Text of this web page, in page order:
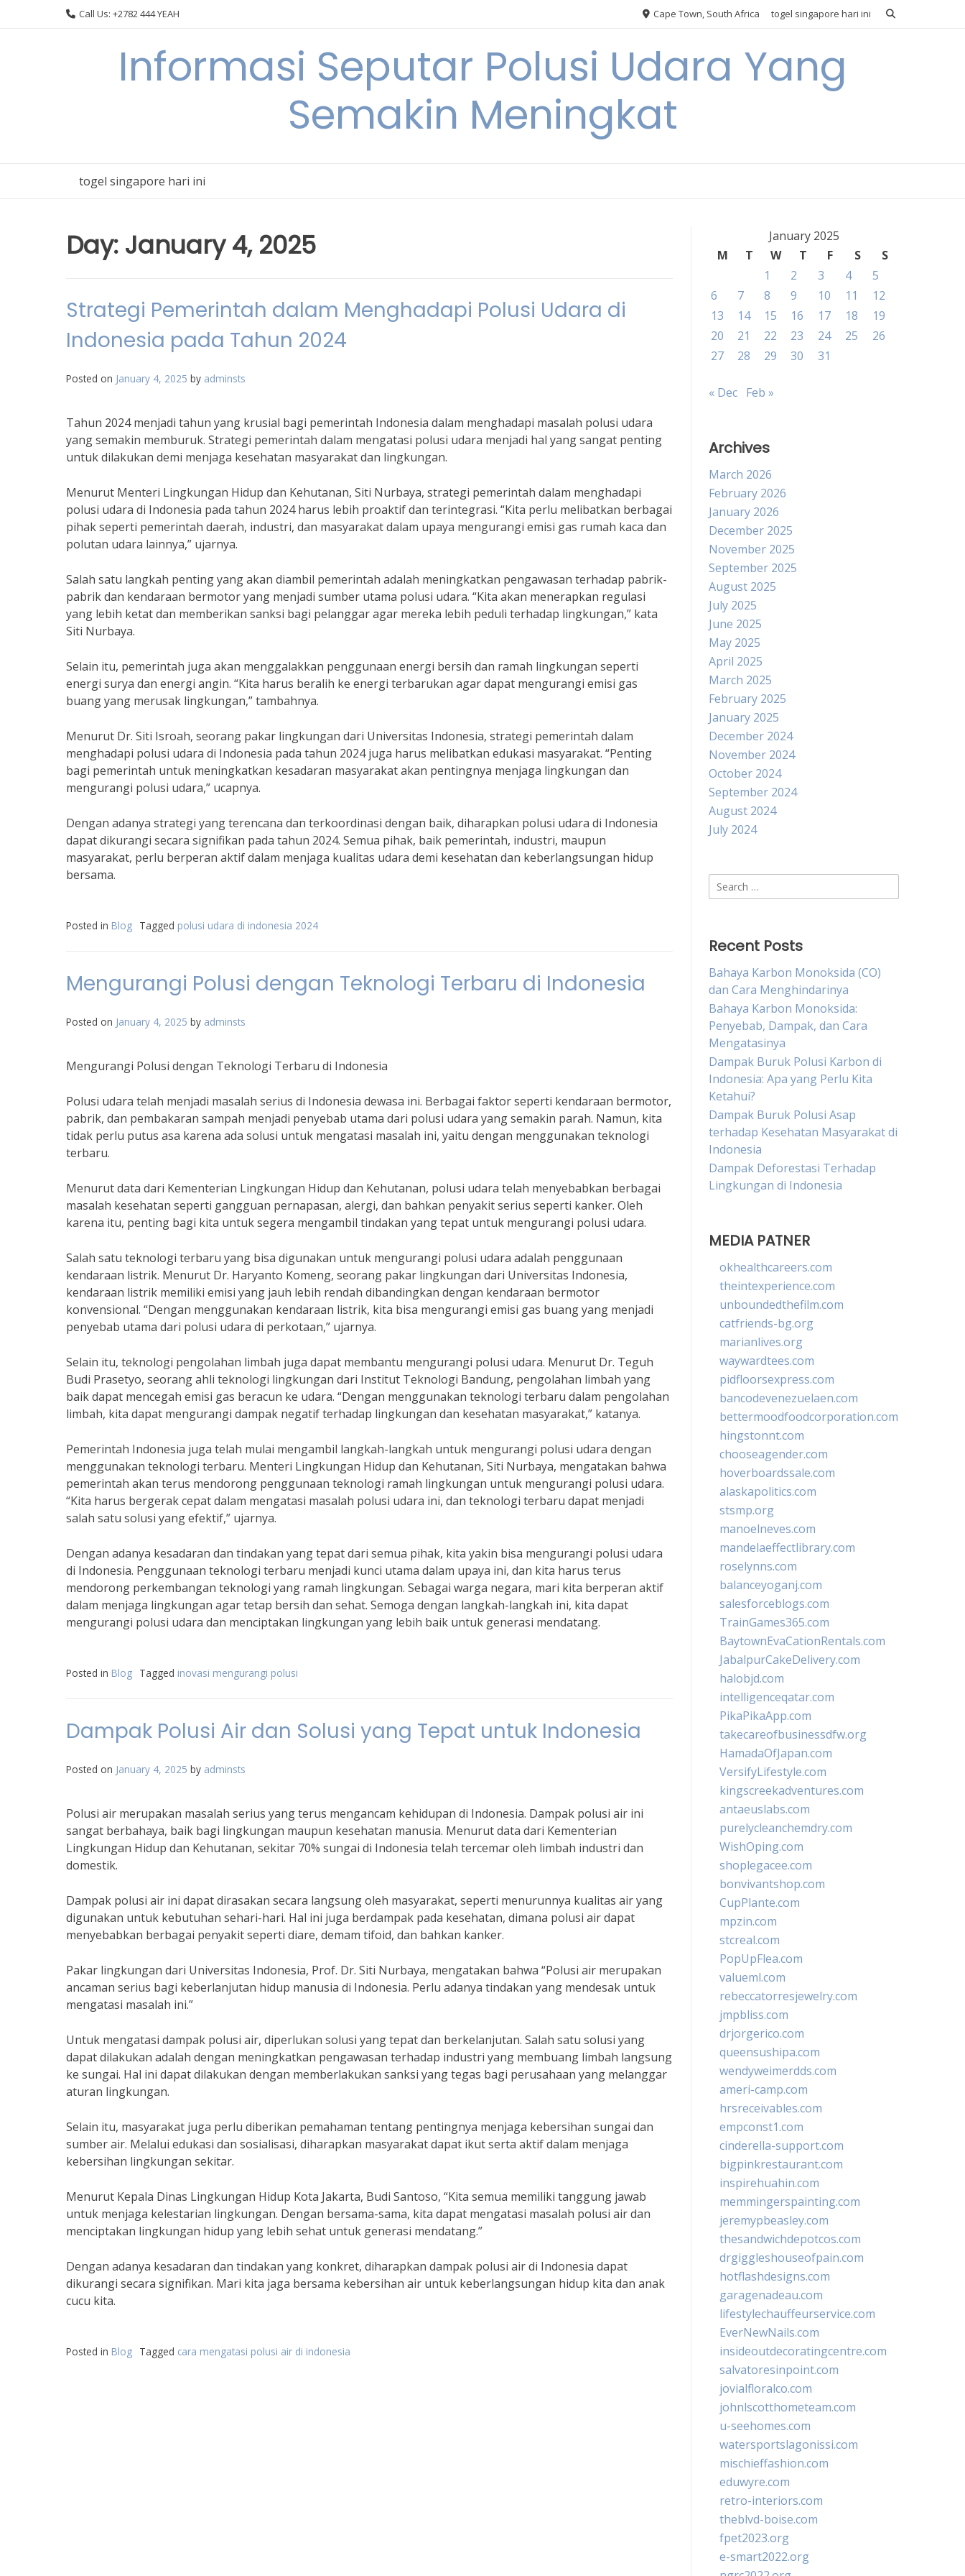
Call Us: +2782 444 YEAH Cape Town, South Africa togel singapore hari ini
Informasi Seputar Polusi Udara Yang
Semakin Meningkat
togel singapore hari ini
Day: January 4, 2025
Strategi Pemerintah dalam Menghadapi Polusi Udara di
Indonesia pada Tahun 2024
Posted on January 4, 2025 by adminsts
Tahun 2024 menjadi tahun yang krusial bagi pemerintah Indonesia dalam menghadapi masalah polusi udara
yang semakin memburuk. Strategi pemerintah dalam mengatasi polusi udara menjadi hal yang sangat penting
untuk dilakukan demi menjaga kesehatan masyarakat dan lingkungan.
Menurut Menteri Lingkungan Hidup dan Kehutanan, Siti Nurbaya, strategi pemerintah dalam menghadapi
polusi udara di Indonesia pada tahun 2024 harus lebih proaktif dan terintegrasi. “Kita perlu melibatkan berbagai
pihak seperti pemerintah daerah, industri, dan masyarakat dalam upaya mengurangi emisi gas rumah kaca dan
polutan udara lainnya,” ujarnya.
Salah satu langkah penting yang akan diambil pemerintah adalah meningkatkan pengawasan terhadap pabrik-
pabrik dan kendaraan bermotor yang menjadi sumber utama polusi udara. “Kita akan menerapkan regulasi
yang lebih ketat dan memberikan sanksi bagi pelanggar agar mereka lebih peduli terhadap lingkungan,” kata
Siti Nurbaya.
Selain itu, pemerintah juga akan menggalakkan penggunaan energi bersih dan ramah lingkungan seperti
energi surya dan energi angin. “Kita harus beralih ke energi terbarukan agar dapat mengurangi emisi gas
buang yang merusak lingkungan,” tambahnya.
Menurut Dr. Siti Isroah, seorang pakar lingkungan dari Universitas Indonesia, strategi pemerintah dalam
menghadapi polusi udara di Indonesia pada tahun 2024 juga harus melibatkan edukasi masyarakat. “Penting
bagi pemerintah untuk meningkatkan kesadaran masyarakat akan pentingnya menjaga lingkungan dan
mengurangi polusi udara,” ucapnya.
Dengan adanya strategi yang terencana dan terkoordinasi dengan baik, diharapkan polusi udara di Indonesia
dapat dikurangi secara signifikan pada tahun 2024. Semua pihak, baik pemerintah, industri, maupun
masyarakat, perlu berperan aktif dalam menjaga kualitas udara demi kesehatan dan keberlangsungan hidup
bersama.
Posted in Blog Tagged polusi udara di indonesia 2024
Mengurangi Polusi dengan Teknologi Terbaru di Indonesia
Posted on January 4, 2025 by adminsts
Mengurangi Polusi dengan Teknologi Terbaru di Indonesia
Polusi udara telah menjadi masalah serius di Indonesia dewasa ini. Berbagai faktor seperti kendaraan bermotor,
pabrik, dan pembakaran sampah menjadi penyebab utama dari polusi udara yang semakin parah. Namun, kita
tidak perlu putus asa karena ada solusi untuk mengatasi masalah ini, yaitu dengan menggunakan teknologi
terbaru.
Menurut data dari Kementerian Lingkungan Hidup dan Kehutanan, polusi udara telah menyebabkan berbagai
masalah kesehatan seperti gangguan pernapasan, alergi, dan bahkan penyakit serius seperti kanker. Oleh
karena itu, penting bagi kita untuk segera mengambil tindakan yang tepat untuk mengurangi polusi udara.
Salah satu teknologi terbaru yang bisa digunakan untuk mengurangi polusi udara adalah penggunaan
kendaraan listrik. Menurut Dr. Haryanto Komeng, seorang pakar lingkungan dari Universitas Indonesia,
kendaraan listrik memiliki emisi yang jauh lebih rendah dibandingkan dengan kendaraan bermotor
konvensional. “Dengan menggunakan kendaraan listrik, kita bisa mengurangi emisi gas buang yang menjadi
penyebab utama dari polusi udara di perkotaan,” ujarnya.
Selain itu, teknologi pengolahan limbah juga dapat membantu mengurangi polusi udara. Menurut Dr. Teguh
Budi Prasetyo, seorang ahli teknologi lingkungan dari Institut Teknologi Bandung, pengolahan limbah yang
baik dapat mencegah emisi gas beracun ke udara. “Dengan menggunakan teknologi terbaru dalam pengolahan
limbah, kita dapat mengurangi dampak negatif terhadap lingkungan dan kesehatan masyarakat,” katanya.
Pemerintah Indonesia juga telah mulai mengambil langkah-langkah untuk mengurangi polusi udara dengan
menggunakan teknologi terbaru. Menteri Lingkungan Hidup dan Kehutanan, Siti Nurbaya, mengatakan bahwa
pemerintah akan terus mendorong penggunaan teknologi ramah lingkungan untuk mengurangi polusi udara.
“Kita harus bergerak cepat dalam mengatasi masalah polusi udara ini, dan teknologi terbaru dapat menjadi
salah satu solusi yang efektif,” ujarnya.
Dengan adanya kesadaran dan tindakan yang tepat dari semua pihak, kita yakin bisa mengurangi polusi udara
di Indonesia. Penggunaan teknologi terbaru menjadi kunci utama dalam upaya ini, dan kita harus terus
mendorong perkembangan teknologi yang ramah lingkungan. Sebagai warga negara, mari kita berperan aktif
dalam menjaga lingkungan agar tetap bersih dan sehat. Semoga dengan langkah-langkah ini, kita dapat
mengurangi polusi udara dan menciptakan lingkungan yang lebih baik untuk generasi mendatang.
Posted in Blog Tagged inovasi mengurangi polusi
Dampak Polusi Air dan Solusi yang Tepat untuk Indonesia
Posted on January 4, 2025 by adminsts
Polusi air merupakan masalah serius yang terus mengancam kehidupan di Indonesia. Dampak polusi air ini
sangat berbahaya, baik bagi lingkungan maupun kesehatan manusia. Menurut data dari Kementerian
Lingkungan Hidup dan Kehutanan, sekitar 70% sungai di Indonesia telah tercemar oleh limbah industri dan
domestik.
Dampak polusi air ini dapat dirasakan secara langsung oleh masyarakat, seperti menurunnya kualitas air yang
digunakan untuk kebutuhan sehari-hari. Hal ini juga berdampak pada kesehatan, dimana polusi air dapat
menyebabkan berbagai penyakit seperti diare, demam tifoid, dan bahkan kanker.
Pakar lingkungan dari Universitas Indonesia, Prof. Dr. Siti Nurbaya, mengatakan bahwa “Polusi air merupakan
ancaman serius bagi keberlanjutan hidup manusia di Indonesia. Perlu adanya tindakan yang mendesak untuk
mengatasi masalah ini.”
Untuk mengatasi dampak polusi air, diperlukan solusi yang tepat dan berkelanjutan. Salah satu solusi yang
dapat dilakukan adalah dengan meningkatkan pengawasan terhadap industri yang membuang limbah langsung
ke sungai. Hal ini dapat dilakukan dengan memberlakukan sanksi yang tegas bagi perusahaan yang melanggar
aturan lingkungan.
Selain itu, masyarakat juga perlu diberikan pemahaman tentang pentingnya menjaga kebersihan sungai dan
sumber air. Melalui edukasi dan sosialisasi, diharapkan masyarakat dapat ikut serta aktif dalam menjaga
kebersihan lingkungan sekitar.
Menurut Kepala Dinas Lingkungan Hidup Kota Jakarta, Budi Santoso, “Kita semua memiliki tanggung jawab
untuk menjaga kelestarian lingkungan. Dengan bersama-sama, kita dapat mengatasi masalah polusi air dan
menciptakan lingkungan hidup yang lebih sehat untuk generasi mendatang.”
Dengan adanya kesadaran dan tindakan yang konkret, diharapkan dampak polusi air di Indonesia dapat
dikurangi secara signifikan. Mari kita jaga bersama kebersihan air untuk keberlangsungan hidup kita dan anak
cucu kita.
Posted in Blog Tagged cara mengatasi polusi air di indonesia
January 2025
M
T W T F S
S
1
2 3 4
5
6
7 8 9 10 11
12
13
14 15 16 17 18
19
20
21 22 23 24 25
26
27
28 29 30 31
« Dec Feb »
Archives
March 2026
February 2026
January 2026
December 2025
November 2025
September 2025
August 2025
July 2025
June 2025
May 2025
April 2025
March 2025
February 2025
January 2025
December 2024
November 2024
October 2024
September 2024
August 2024
July 2024
Search
for:
Recent Posts
Bahaya Karbon Monoksida (CO)
dan Cara Menghindarinya
Bahaya Karbon Monoksida:
Penyebab, Dampak, dan Cara
Mengatasinya
Dampak Buruk Polusi Karbon di
Indonesia: Apa yang Perlu Kita
Ketahui?
Dampak Buruk Polusi Asap
terhadap Kesehatan Masyarakat di
Indonesia
Dampak Deforestasi Terhadap
Lingkungan di Indonesia
MEDIA PATNER
okhealthcareers.com
theintexperience.com
unboundedthefilm.com
catfriends-bg.org
marianlives.org
waywardtees.com
pidfloorsexpress.com
bancodevenezuelaen.com
bettermoodfoodcorporation.com
hingstonnt.com
chooseagender.com
hoverboardssale.com
alaskapolitics.com
stsmp.org
manoelneves.com
mandelaeffectlibrary.com
roselynns.com
balanceyoganj.com
salesforceblogs.com
TrainGames365.com
BaytownEvaCationRentals.com
JabalpurCakeDelivery.com
halobjd.com
intelligenceqatar.com
PikaPikaApp.com
takecareofbusinessdfw.org
HamadaOfJapan.com
VersifyLifestyle.com
kingscreekadventures.com
antaeuslabs.com
purelycleanchemdry.com
WishOping.com
shoplegacee.com
bonvivantshop.com
CupPlante.com
mpzin.com
stcreal.com
PopUpFlea.com
valueml.com
rebeccatorresjewelry.com
jmpbliss.com
drjorgerico.com
queensushipa.com
wendyweimerdds.com
ameri-camp.com
hrsreceivables.com
empconst1.com
cinderella-support.com
bigpinkrestaurant.com
inspirehuahin.com
memmingerspainting.com
jeremypbeasley.com
thesandwichdepotcos.com
drgiggleshouseofpain.com
hotflashdesigns.com
garagenadeau.com
lifestylechauffeurservice.com
EverNewNails.com
insideoutdecoratingcentre.com
salvatoresinpoint.com
jovialfloralco.com
johnlscotthometeam.com
u-seehomes.com
watersportslagonissi.com
mischieffashion.com
eduwyre.com
retro-interiors.com
theblvd-boise.com
fpet2023.org
e-smart2022.org